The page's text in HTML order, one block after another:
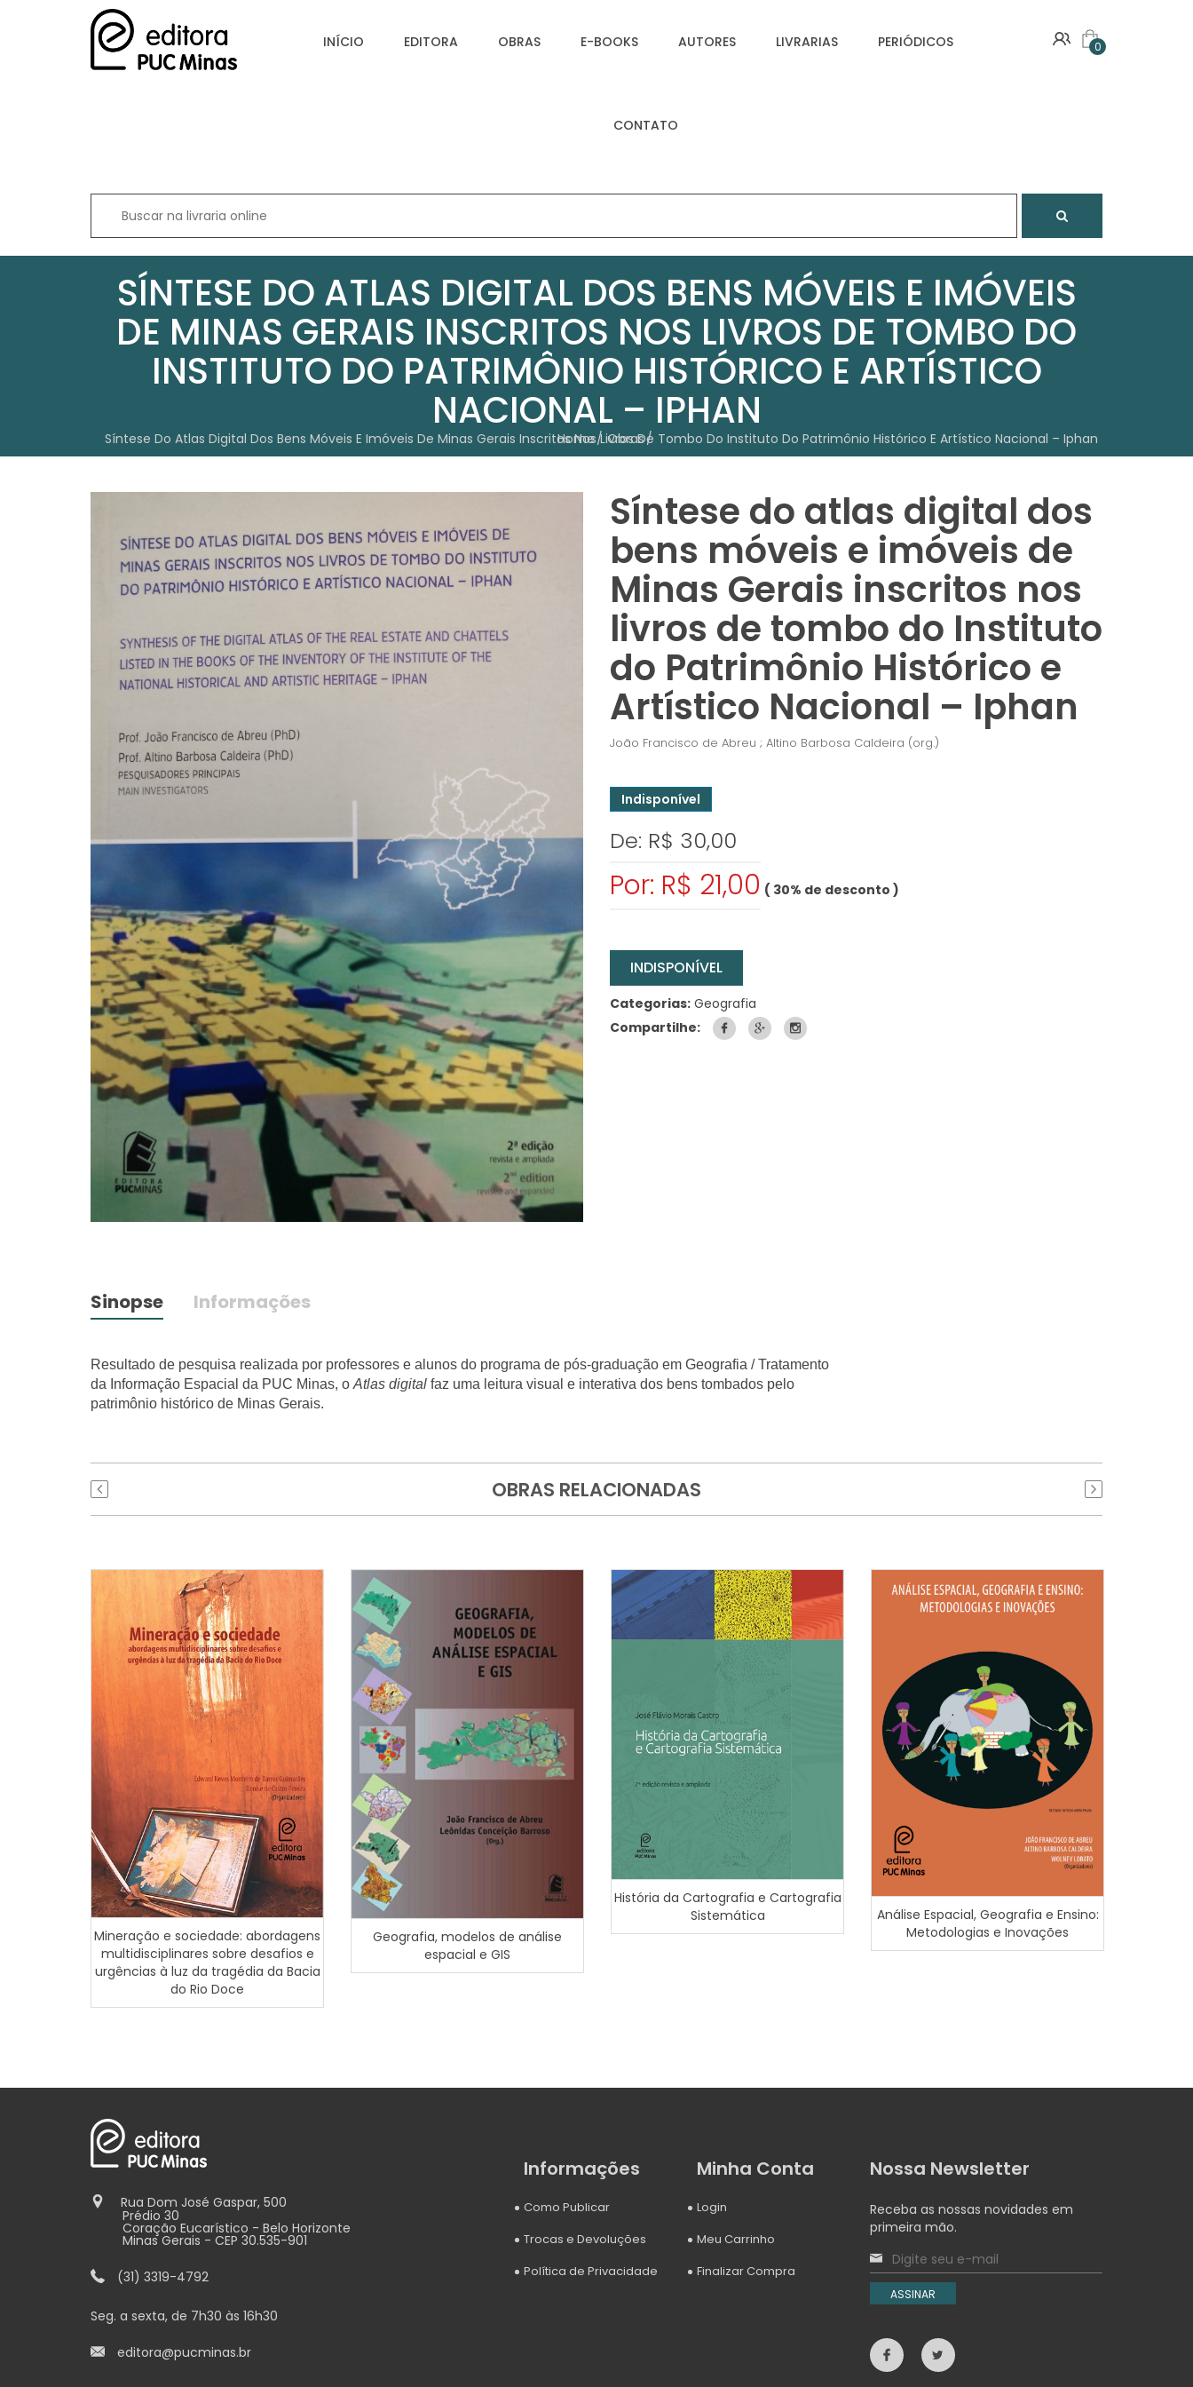
INÍCIO EDITORA OBRAS E-BOOKS AUTORES LIVRARIAS PERIÓDICOS
CONTATO
0
SÍNTESE DO ATLAS DIGITAL DOS BENS MÓVEIS E IMÓVEIS
DE MINAS GERAIS INSCRITOS NOS LIVROS DE TOMBO DO
INSTITUTO DO PATRIMÔNIO HISTÓRICO E ARTÍSTICO
NACIONAL – IPHAN
Home Obras
Síntese Do Atlas Digital Dos Bens Móveis E Imóveis De Minas Gerais Inscritos Nos Livros De Tombo Do Instituto Do Patrimônio Histórico E Artístico Nacional – Iphan
Síntese do atlas digital dos
bens móveis e imóveis de
Minas Gerais inscritos nos
livros de tombo do Instituto
do Patrimônio Histórico e
Artístico Nacional – Iphan
João Francisco de Abreu ; Altino Barbosa Caldeira (org.)
Indisponível
De: R$ 30,00
Por: R$ 21,00 ( 30% de desconto )
INDISPONÍVEL
Categorias: Geografia
Compartilhe:
Sinopse Informações
Resultado de pesquisa realizada por professores e alunos do programa de pós-graduação em Geografia / Tratamento
da Informação Espacial da PUC Minas, o Atlas digital faz uma leitura visual e interativa dos bens tombados pelo
patrimônio histórico de Minas Gerais.
OBRAS RELACIONADAS
Mineração e sociedade: abordagens
multidisciplinares sobre desafios e
urgências à luz da tragédia da Bacia
do Rio Doce
Geografia, modelos de análise
espacial e GIS
História da Cartografia e Cartografia
Sistemática
Análise Espacial, Geografia e Ensino:
Metodologias e Inovações
Rua Dom José Gaspar, 500
Prédio 30
Coração Eucarístico - Belo Horizonte
Minas Gerais - CEP 30.535-901
(31) 3319-4792
Seg. a sexta, de 7h30 às 16h30
editora@pucminas.br
Informações
Como Publicar
Trocas e Devoluções
Política de Privacidade
Minha Conta
Login
Meu Carrinho
Finalizar Compra
Nossa Newsletter
Receba as nossas novidades em
primeira mão.
ASSINAR